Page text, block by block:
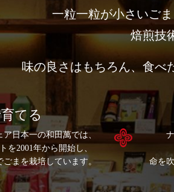
⼀粒⼀粒が⼩さいご
焙煎技
味の良さはもちろん、 ⾷べ
てる
日本一の和田萬では、
を2001年から開始し、
ごまを栽培しています。
命を